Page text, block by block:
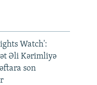
Watch':
Əli Kərimliyə
son